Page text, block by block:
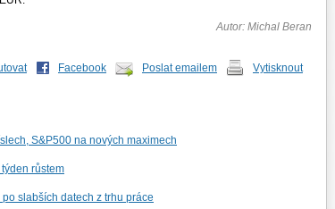
Autor: Michal Beran
Facebook Poslat emailem Vytisknout
S&P500 na nových maximech
růstem
slabších datech z trhu práce